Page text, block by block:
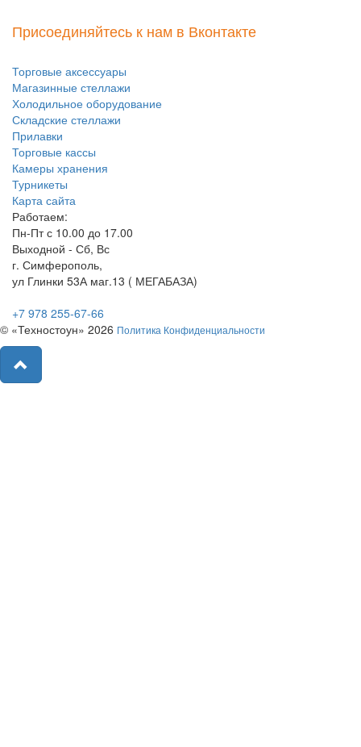
Присоединяйтесь к нам в Вконтакте
Торговые аксессуары
Магазинные стеллажи
Холодильное оборудование
Складские стеллажи
Прилавки
Торговые кассы
Камеры хранения
Турникеты
Карта сайта
Работаем:
Пн-Пт с 10.00 до 17.00
Выходной - Сб, Вс
г. Симферополь,
ул Глинки 53А маг.13 ( МЕГАБАЗА)
+7 978 255-67-66
© «Техностоун» 2026 Политика Конфиденциальности